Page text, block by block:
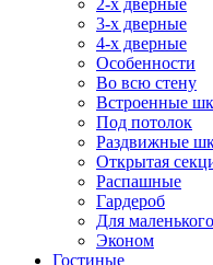
2-х дверные
3-х дверные
4-х дверные
Особенности
Во всю стену
Встроенные
Под потолок
Раздвижные
Открытая
Распашные
Гардероб
Для
Эконом
Гостиные